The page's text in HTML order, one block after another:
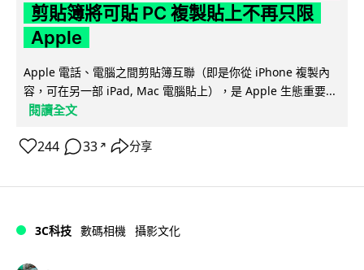
剪貼簿將可貼 PC 複製貼上不再只限
Apple
Apple 電話、電腦之間剪貼簿互聯（即是你從 iPhone 複製內
容，可在另一部 iPad, Mac 電腦貼上），是 Apple 生態重要...
閱讀全文
244 33 ↗ 分享
3C科技 數碼相機 攝影文化